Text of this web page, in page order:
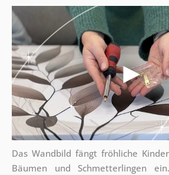
Das Wandbild fängt fröhliche
Bäumen und Schmetterlingen